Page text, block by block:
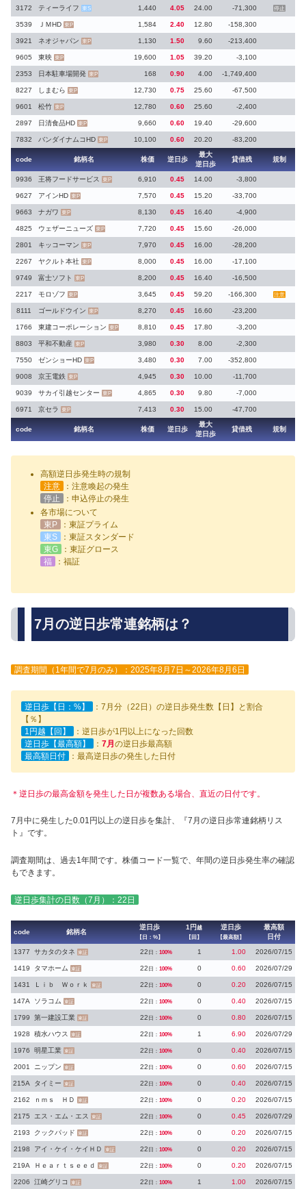
3172 ティーライフ 東S 1,440 4.05 24.00 -71,300 停止
3539 ＪＭHD 東P 1,584 2.40 12.80 -158,300
3921 ネオジャパン 東P 1,130 1.50 9.60 -213,400
9605 東映 東P 19,600 1.05 39.20 -3,100
2353 日本駐車場開発 東P 168 0.90 4.00 -1,749,400
8227 しまむら 東P 12,730 0.75 25.60 -67,500
9601 松竹 東P 12,780 0.60 25.60 -2,400
2897 日清食品HD 東P 9,660 0.60 19.40 -29,600
7832 バンダイナムコHD 東P 10,100 0.60 20.20 -83,200
code 銘柄名 株価 逆日歩
最大
逆日歩
貸借残 規制
9936 王将フードサービス 東P 6,910 0.45 14.00 -3,800
9627 アインHD 東P 7,570 0.45 15.20 -33,700
9663 ナガワ 東P 8,130 0.45 16.40 -4,900
4825 ウェザーニューズ 東P 7,720 0.45 15.60 -26,000
2801 キッコーマン 東P 7,970 0.45 16.00 -28,200
2267 ヤクルト本社 東P 8,000 0.45 16.00 -17,100
9749 富士ソフト 東P 8,200 0.45 16.40 -16,500
2217 モロゾフ 東P 3,645 0.45 59.20 -166,300 注意
8111 ゴールドウイン 東P 8,270 0.45 16.60 -23,200
1766 東建コーポレーション 東P 8,810 0.45 17.80 -3,200
8803 平和不動産 東P 3,980 0.30 8.00 -2,300
7550 ゼンショーHD 東P 3,480 0.30 7.00 -352,800
9008 京王電鉄 東P 4,945 0.30 10.00 -11,700
9039 サカイ引越センター 東P 4,865 0.30 9.80 -7,000
6971 京セラ 東P 7,413 0.30 15.00 -47,700
code 銘柄名 株価 逆日歩
最大
逆日歩
貸借残 規制
高額逆日歩発生時の規制
注意
：注意喚起の発生
停止
：申込停止の発生
各市場について
東P
：東証プライム
東S
：東証スタンダード
東G
：東証グロース
福
：福証
7月の逆日歩常連銘柄は？
調査期間（1年間で7月のみ）：2025年8月7日～2026年8月6日
逆日歩【日：%】
：7月分（22日）の逆日歩発生数【日】と割合
【％】
1円越【回】
：逆日歩が1円以上になった回数
逆日歩【最高額】
： 7月 の逆日歩最高額
最高額日付
：最高逆日歩の発生した日付
＊逆日歩の最高金額を発生した日が複数ある場合、直近の日付です。
7月中に発生した0.01円以上の逆日歩を集計、『7月の逆日歩常連銘柄リス
ト』です。
調査期間は、過去1年間です。株価コード一覧で、年間の逆日歩発生率の確認
もできます。
逆日歩集計の日数（7月）：22日
code 銘柄名
逆日歩
【日：%】
1円 越
【回】
逆日歩
【最高額】
最高額
日付
1377
サカタのタネ 東証 22 日： 100% 1 1.00 2026/07/15
1419 タマホーム 東証 22 日： 100% 0 0.60 2026/07/29
1431 Ｌｉｂ Ｗｏｒｋ 東証 22 日： 100% 0 0.20 2026/07/15
147A ソラコム 東証 22 日： 100% 0 0.40 2026/07/15
1799 第一建設工業 東証 22 日： 100% 0 0.80 2026/07/15
1928 積水ハウス 東証 22 日： 100% 1 6.90 2026/07/29
1976 明星工業 東証 22 日： 100% 0 0.40 2026/07/15
2001 ニップン 東証 22 日： 100% 0 0.60 2026/07/15
215A タイミー 東証 22 日： 100% 0 0.40 2026/07/15
2162 ｎｍｓ ＨＤ 東証 22 日： 100% 0 0.20 2026/07/15
2175 エス・エム・エス 東証 22 日： 100% 0 0.45 2026/07/29
2193 クックパッド 東証 22 日： 100% 0 0.20 2026/07/15
2198 アイ・ケイ・ケイＨＤ 東証 22 日： 100% 0 0.20 2026/07/15
219A Ｈｅａｒｔｓｅｅｄ 東証 22 日： 100% 0 0.20 2026/07/15
2206 江崎グリコ 東証 22 日： 100% 1 1.00 2026/07/15